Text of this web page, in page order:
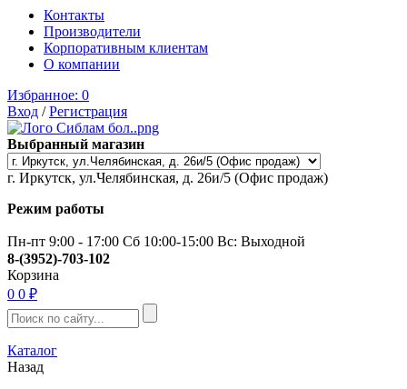
Контакты
Производители
Корпоративным клиентам
О компании
Избранное: 0
Вход /Регистрация
Выбранный магазин
г. Иркутск, ул.Челябинская, д. 26и/5 (Офис продаж)
Режим работы
Пн-пт 9:00 - 17:00 Сб 10:00-15:00 Вс: Выходной
8-(3952)-703-102
Корзина
0 0 ₽
Каталог
Назад